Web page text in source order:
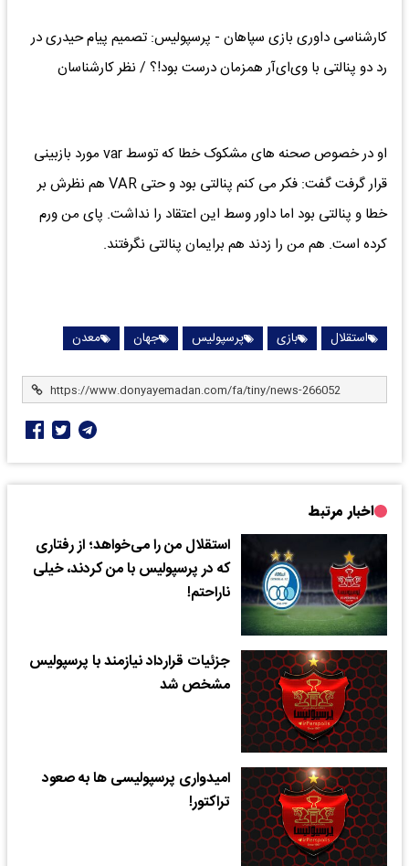
کارشناسی داوری بازی سپاهان - پرسپولیس: تصمیم پیام حیدری در
رد دو پنالتی با وی‌ای‌آر همزمان درست بود!؟ / نظر کارشناسان
او در خصوص صحنه های مشکوک خطا که توسط var مورد بازبینی
قرار گرفت گفت: فکر می کنم پنالتی بود و حتی VAR هم نظرش بر
خطا و پنالتی بود اما داور وسط این اعتقاد را نداشت. پای من ورم
کرده است. هم من را زدند هم برایمان پنالتی نگرفتند.
استقلال بازی پرسپولیس جهان معدن
اخبار مرتبط
استقلال من را می‌خواهد؛ از رفتاری
که در پرسپولیس با من کردند، خیلی
ناراحتم!
جزئیات قرارداد نیازمند با پرسپولیس
مشخص شد
امیدواری پرسپولیسی ها به صعود
تراکتور!